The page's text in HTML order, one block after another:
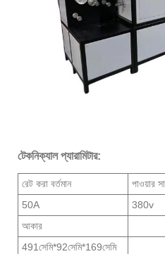
টেকনিক্যাল প্যারামিটার:
রেট করা বর্তমান পাওয়ার
50A
380v
আকার
491সেমি*92সেমি*169সেমি